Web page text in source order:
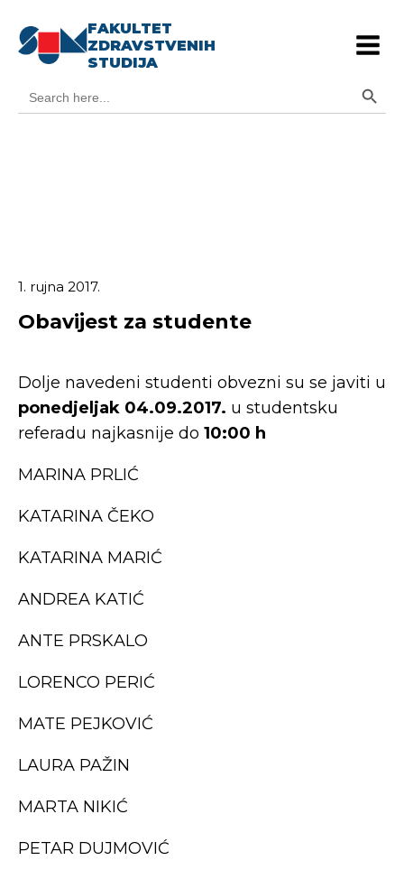
FAKULTET
ZDRAVSTVENIH
STUDIJA
for:
1. rujna 2017.
Obavijest za studente
Dolje navedeni studenti obvezni su se javiti u
ponedjeljak 04.09.2017. u studentsku
referadu najkasnije do 10:00 h
MARINA PRLIĆ
KATARINA ČEKO
KATARINA MARIĆ
ANDREA KATIĆ
ANTE PRSKALO
LORENCO PERIĆ
MATE PEJKOVIĆ
LAURA PAŽIN
MARTA NIKIĆ
PETAR DUJMOVIĆ